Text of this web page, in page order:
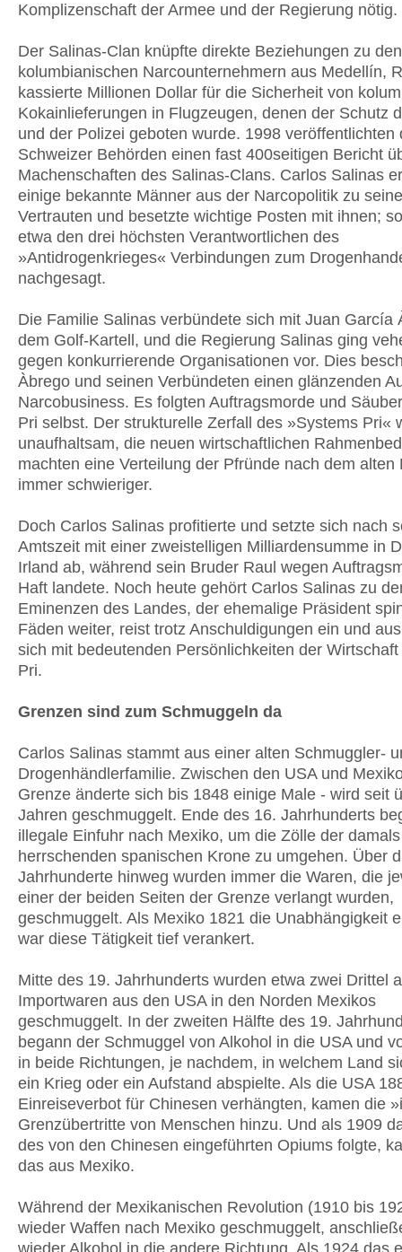
Komplizenschaft der Armee und der Regierung nötig.
Der Salinas-Clan knüpfte direkte Beziehungen zu den
kolumbianischen Narcounternehmern aus Medellín,
kassierte Millionen Dollar für die Sicherheit von
Kokainlieferungen in Flugzeugen, denen der Schutz
und der Polizei geboten wurde. 1998 veröffentlichten
Schweizer Behörden einen fast 400seitigen Bericht
Machenschaften des Salinas-Clans. Carlos Salinas
einige bekannte Männer aus der Narcopolitik zu
Vertrauten und besetzte wichtige Posten mit ihnen;
etwa den drei höchsten Verantwortlichen des
»Antidrogenkrieges« Verbindungen zum
nachgesagt.
Die Familie Salinas verbündete sich mit Juan García
dem Golf-Kartell, und die Regierung Salinas ging
gegen konkurrierende Organisationen vor. Dies
Àbrego und seinen Verbündeten einen glänzenden
Narcobusiness. Es folgten Auftragsmorde und
Pri selbst. Der strukturelle Zerfall des »Systems Pri«
unaufhaltsam, die neuen wirtschaftlichen
machten eine Verteilung der Pfründe nach dem alten
immer schwieriger.
Doch Carlos Salinas profitierte und setzte sich nach
Amtszeit mit einer zweistelligen Milliardensumme in
Irland ab, während sein Bruder Raul wegen
Haft landete. Noch heute gehört Carlos Salinas zu
Eminenzen des Landes, der ehemalige Präsident
Fäden weiter, reist trotz Anschuldigungen ein und
sich mit bedeutenden Persönlichkeiten der
Pri.
Grenzen sind zum Schmuggeln da
Carlos Salinas stammt aus einer alten Schmuggler-
Drogenhändlerfamilie. Zwischen den USA und
Grenze änderte sich bis 1848 einige Male - wird seit
Jahren geschmuggelt. Ende des 16. Jahrhunderts
illegale Einfuhr nach Mexiko, um die Zölle der damals
herrschenden spanischen Krone zu umgehen. Über
Jahrhunderte hinweg wurden immer die Waren, die
einer der beiden Seiten der Grenze verlangt wurden,
geschmuggelt. Als Mexiko 1821 die Unabhängigkeit
war diese Tätigkeit tief verankert.
Mitte des 19. Jahrhunderts wurden etwa zwei Drittel
Importwaren aus den USA in den Norden Mexikos
geschmuggelt. In der zweiten Hälfte des 19.
begann der Schmuggel von Alkohol in die USA und
in beide Richtungen, je nachdem, in welchem Land
ein Krieg oder ein Aufstand abspielte. Als die USA
Einreiseverbot für Chinesen verhängten, kamen die
Grenzübertritte von Menschen hinzu. Und als 1909
des von den Chinesen eingeführten Opiums folgte,
das aus Mexiko.
Während der Mexikanischen Revolution (1910 bis
wieder Waffen nach Mexiko geschmuggelt,
wieder Alkohol in die andere Richtung. Als 1924 das